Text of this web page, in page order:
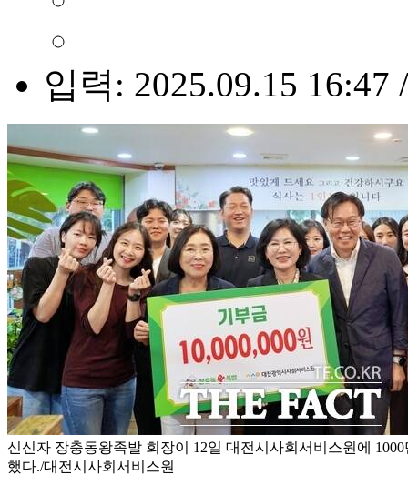
입력: 2025.09.15 16:47
신신자 장충동왕족발 회장이 12일 대전시사회서비스원에
했다./대전시사회서비스원